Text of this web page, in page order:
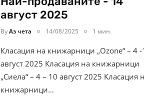
август 2025
ByАз чета 14/08/2025 1 мин.
Класация на книжарници „Ozone“ – 4 -
август 2025 Класация на книжарници
„Сиела“ – 4 – 10 август 2025 Класация
книжарници…